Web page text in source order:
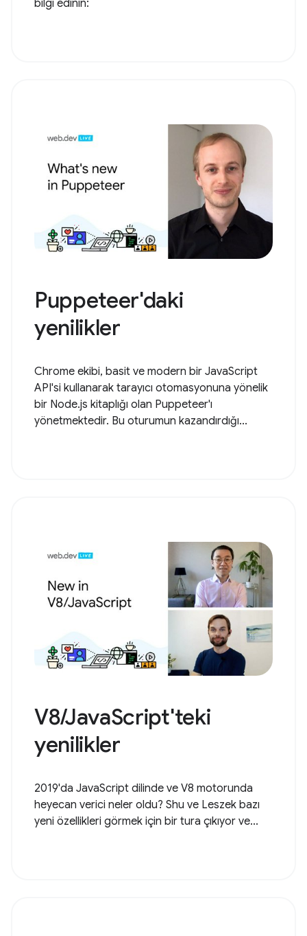
bilgi edinin:
Puppeteer'daki
yenilikler
Chrome ekibi, basit ve modern bir JavaScript
API'si kullanarak tarayıcı otomasyonuna yönelik
bir Node.js kitaplığı olan Puppeteer'ı
yönetmektedir. Bu oturumun kazandırdığı...
V8/JavaScript'teki
yenilikler
2019'da JavaScript dilinde ve V8 motorunda
heyecan verici neler oldu? Shu ve Leszek bazı
yeni özellikleri görmek için bir tura çıkıyor ve...